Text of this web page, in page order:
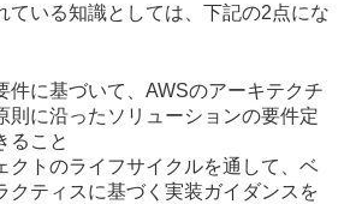
ている知識としては、下記の2点にな
件に基づいて、AWSのアーキテクチ
則に沿ったソリューションの要件定
ること
クトのライフサイクルを通して、ベ
クティスに基づく実装ガイダンスを